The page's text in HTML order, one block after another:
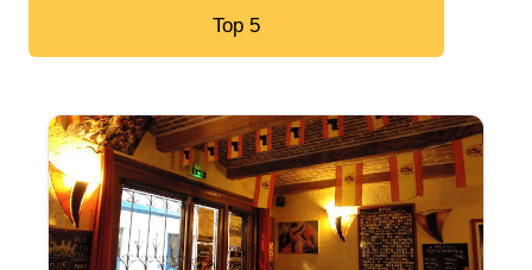
Top 5